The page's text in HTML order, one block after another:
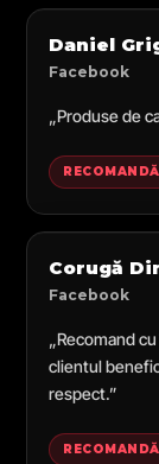
Daniel
Facebook
„Produse de
Corugă
Facebook
„Recomand
clientul
respect.”